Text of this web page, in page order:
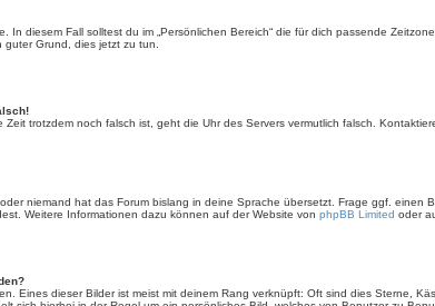
diesem Fall solltest du im „Persönlichen Bereich“ die für dich passende
Grund, dies jetzt zu tun.
trotzdem noch falsch ist, geht die Uhr des Servers vermutlich falsch.
niemand hat das Forum bislang in deine Sprache übersetzt. Frage ggf.
Weitere Informationen dazu können auf der Website von phpBB Limited oder
Eines dieser Bilder ist meist mit deinem Rang verknüpft: Oft sind dies Sterne,